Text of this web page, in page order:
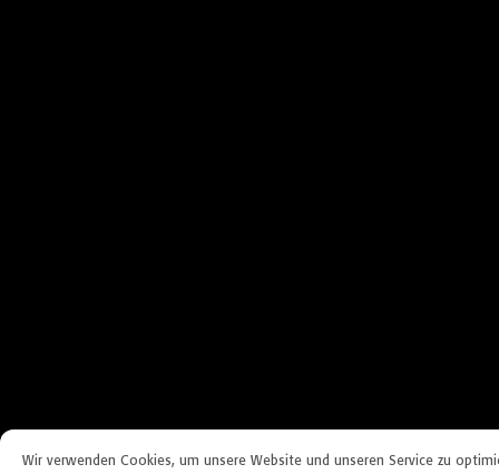
Wir verwenden Cookies, um unsere Website und unseren Service zu